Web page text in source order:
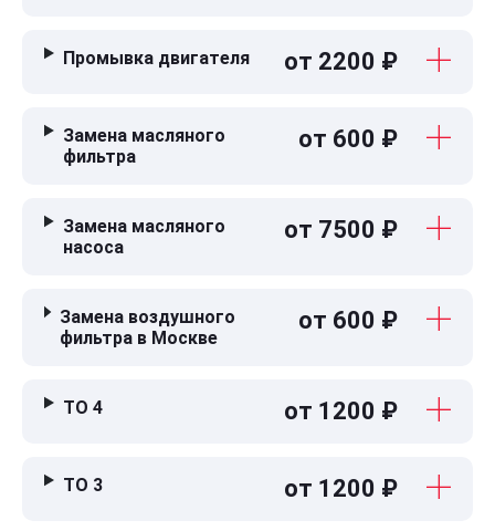
Промывка двигателя от 2200 ₽
Замена масляного
фильтра
от 600 ₽
Замена масляного
насоса
от 7500 ₽
Замена воздушного
фильтра в Москве
от 600 ₽
ТО 4 от 1200 ₽
ТО 3 от 1200 ₽